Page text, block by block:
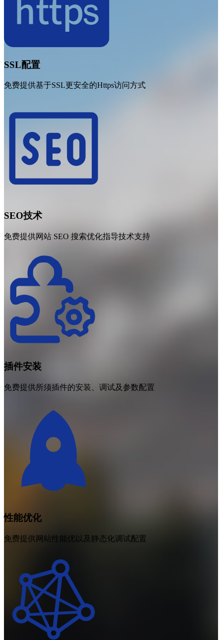
SSL配置
免费提供基于SSL更安全的Https访问方式
SEO技术
免费提供网站 SEO 搜索优化指导技术支持
插件安装
免费提供所须插件的安装、调试及参数配置
性能优化
免费提供网站性能优以及静态化调试配置